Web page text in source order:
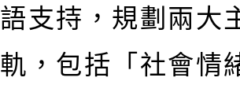
語支持，規劃兩大
軌，包括「社會情